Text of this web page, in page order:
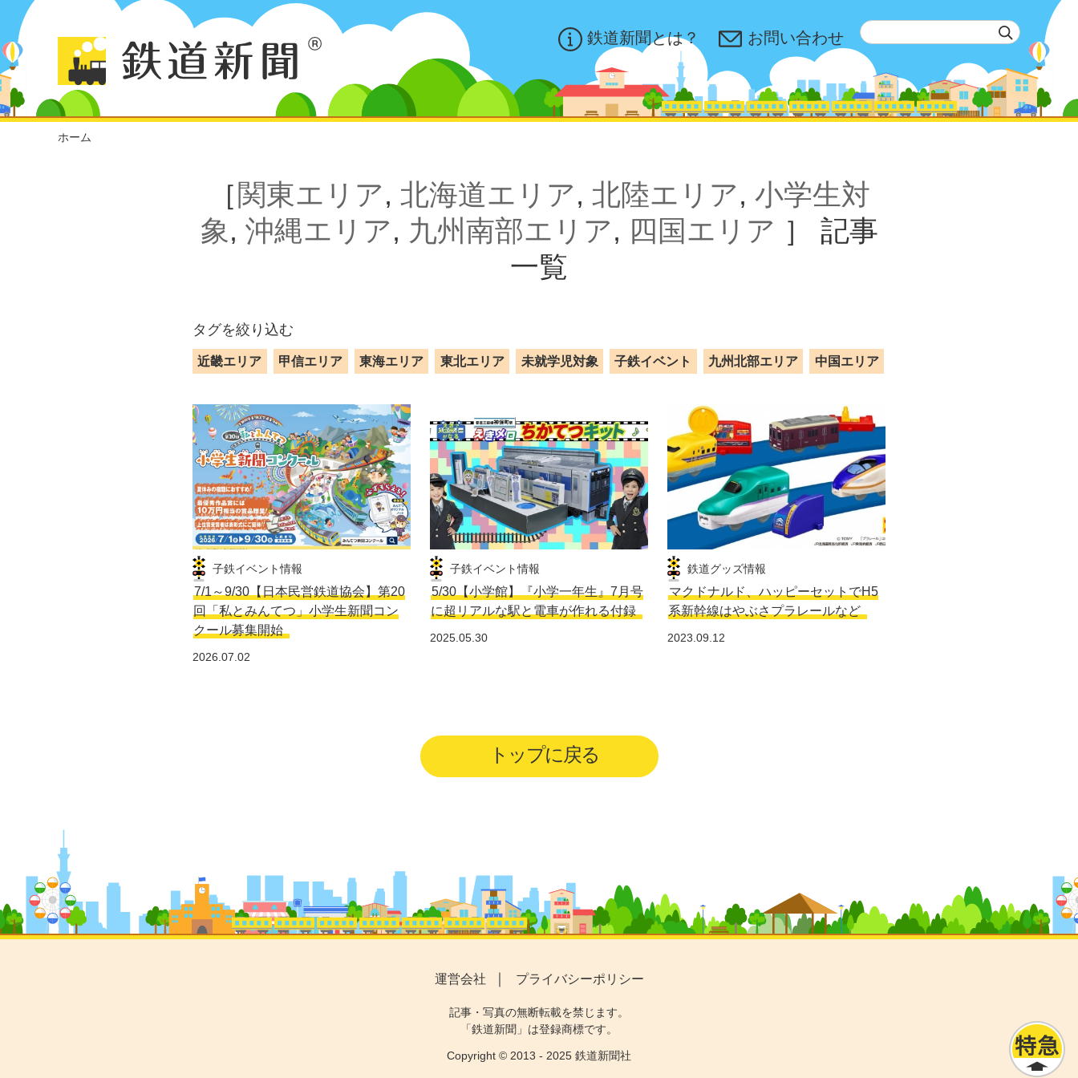
鉄道新聞とは？ お問い合わせ
ホーム
［関東エリア, 北海道エリア, 北陸エリア, 小学生対
象, 沖縄エリア, 九州南部エリア, 四国エリア ］ 記事
一覧
タグを絞り込む
近畿エリア 甲信エリア 東海エリア 東北エリア 未就学児対象 子鉄イベント 九州北部エリア 中国エリア
子鉄イベント情報
7/1～9/30【日本民営鉄道協会】第20
回「私とみんてつ」小学生新聞コン
クール募集開始
2026.07.02
子鉄イベント情報
5/30【小学館】『小学一年生』7月号
に超リアルな駅と電車が作れる付録
2025.05.30
鉄道グッズ情報
マクドナルド、ハッピーセットでH5
系新幹線はやぶさプラレールなど
2023.09.12
トップに戻る
運営会社 プライバシーポリシー
記事・写真の無断転載を禁じます。
「鉄道新聞」は登録商標です。
Copyright © 2013 - 2025 鉄道新聞社